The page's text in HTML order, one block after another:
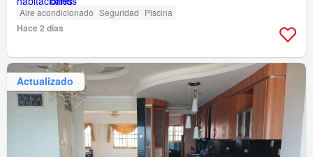
Aire acondicionado Seguridad Piscina
Hace 2 días
Actualizado